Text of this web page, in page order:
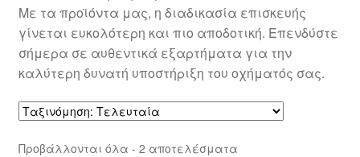
Με τα προϊόντα μας, η διαδικασία επισκευής
γίνεται ευκολότερη και πιο αποδοτική. Επενδύστε
σήμερα σε αυθεντικά εξαρτήματα για την
καλύτερη δυνατή υποστήριξη του οχήματός σας.
Προβάλλονται όλα - 2 αποτελέσματαSorted